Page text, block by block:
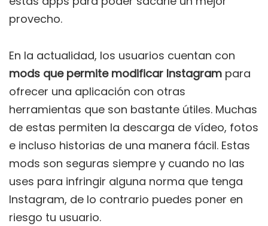
provecho.
En la actualidad, los usuarios cuentan con
mods que permite modificar Instagram para
ofrecer una aplicación con otras
herramientas que son bastante útiles. Muchas
de estas permiten la descarga de vídeo, fotos
e incluso historias de una manera fácil. Estas
mods son seguras siempre y cuando no las
uses para infringir alguna norma que tenga
Instagram, de lo contrario puedes poner en
riesgo tu usuario.